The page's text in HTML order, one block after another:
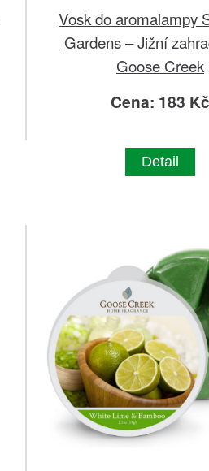
Vosk do aromalampy
Gardens – Jižní
Goose Creek
Cena: 183 Kč
Detail